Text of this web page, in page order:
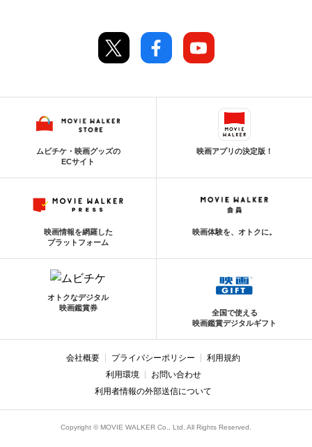
ムビチケ・映画グッズの
ECサイト
映画アプリの決定版！
映画情報を網羅した
プラットフォーム
映画体験を、オトクに。
オトクなデジタル
映画鑑賞券
全国で使える
映画鑑賞デジタルギフト
会社概要 プライバシーポリシー
利用規約
利用環境
お問い合わせ
利用者情報の外部送信について
Copyright © MOVIE WALKER Co., Ltd. All Rights Reserved.